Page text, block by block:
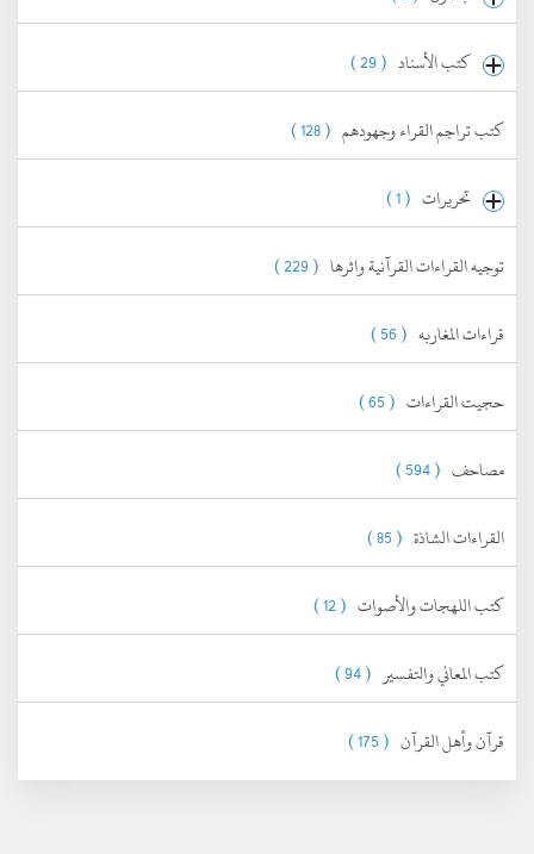
كتب الأسناد ( 29 )
كتب تراجم القراء وجهودهم ( 128 )
تحريرات ( 1 )
توجيه القراءات القرآنية واثرها ( 229 )
قراءات المغاربه ( 56 )
حجيت القراءات ( 65 )
مصاحف ( 594 )
القراءات الشاذة ( 85 )
كتب اللهجات والأصوات ( 12 )
كتب المعاني والتفسير ( 94 )
قرآن وأهل القرآن ( 175 )